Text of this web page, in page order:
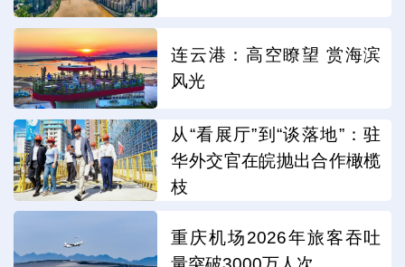
连云港：高空瞭望 赏海滨
风光
从“看展厅”到“谈落地”：驻
华外交官在皖抛出合作橄榄
枝
重庆机场2026年旅客吞吐